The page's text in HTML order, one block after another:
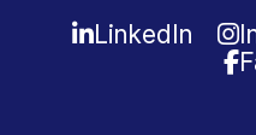
LinkedIn